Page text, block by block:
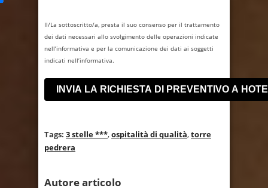
Il/La sottoscritto/a, presta il suo consenso per il trattamento
dei dati necessari allo svolgimento delle operazioni indicate
nell’informativa e per la comunicazione dei dati ai soggetti
indicati nell’informativa.
Tags: 3 stelle ***,ospitalità di qualità,torre
pedrera
Autore articolo